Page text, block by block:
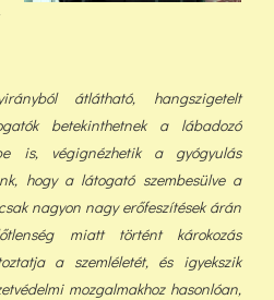
átlátható, hangszigetelt
betekinthetnek a lábadozó
is, végignézhetik a gyógyulás
hogy a látogató szembesülve a
nagyon nagy erőfeszítések árán
miatt történt károkozás
a szemléletét, és igyekszik
mozgalmakhoz hasonlóan,